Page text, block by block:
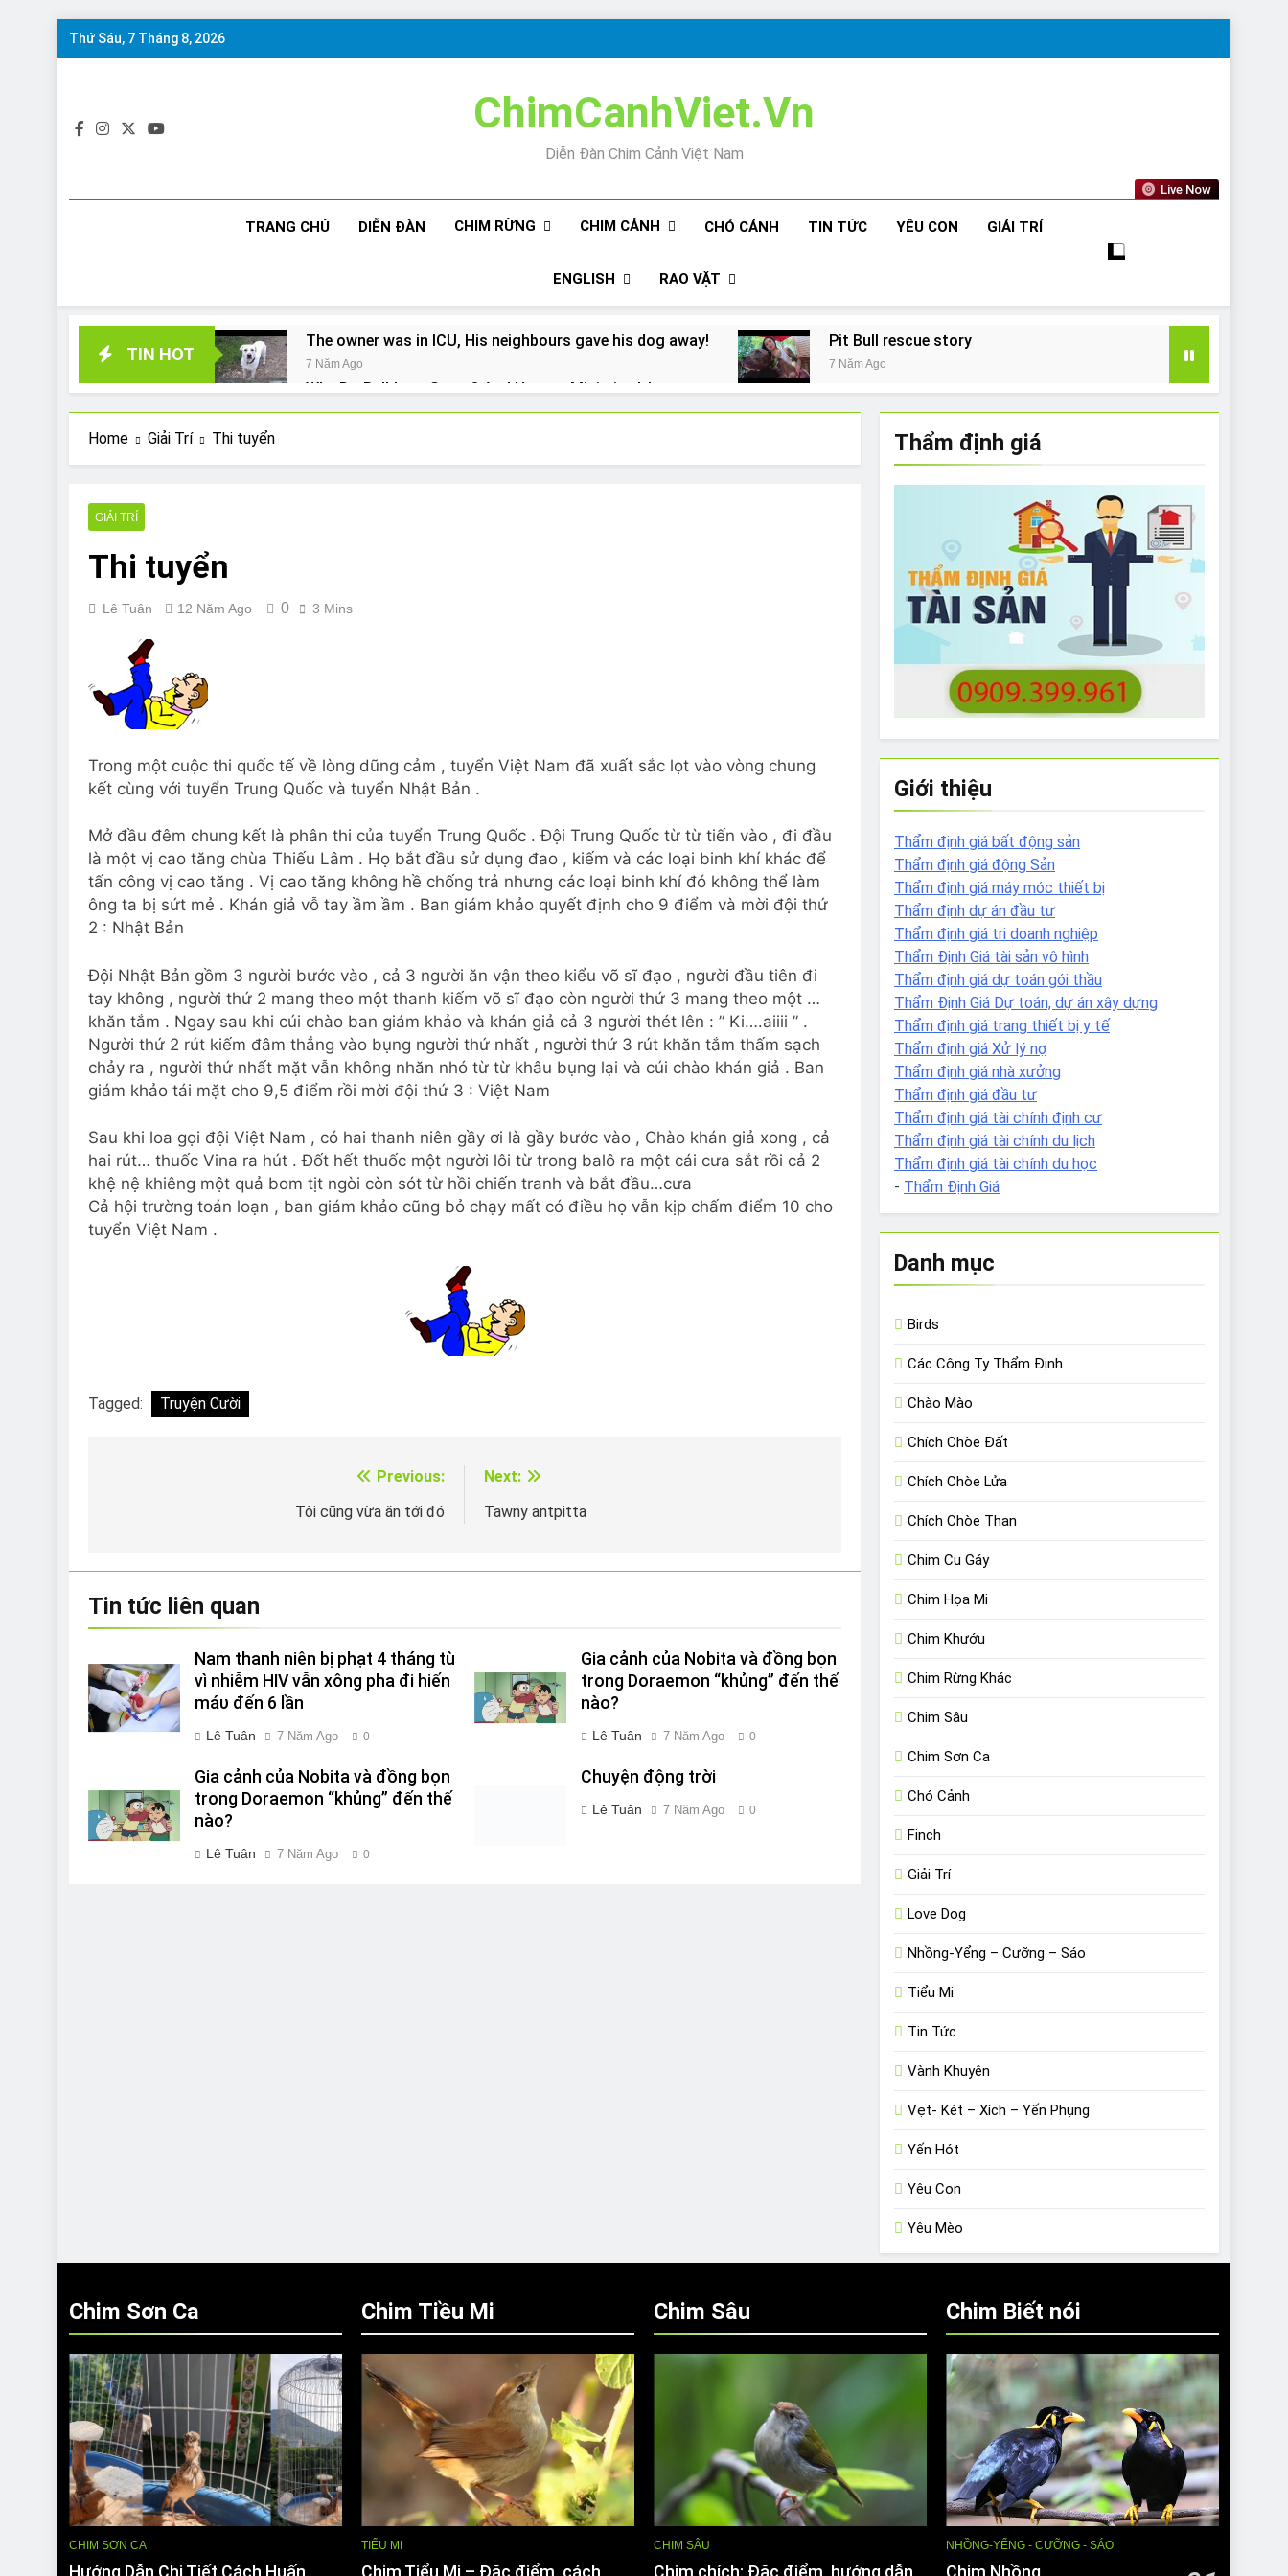
Skip
Thứ Sáu, 7 Tháng 8, 2026
ChimCanhViet.Vn
Diễn Đàn Chim Cảnh Việt Nam
Live Now
TRANG CHỦ DIỄN ĐÀN CHIM RỪNG CHIM CẢNH CHÓ CẢNH TIN TỨC YÊU CON GIẢI TRÍ
ENGLISH RAO VẶT
TIN HOT
The owner was in ICU, His neighbours gave his dog away!
7 Năm Ago
Pit Bull rescue story
7 Năm Ago
Why Do Bulldogs Snore? And How to Minimize It!
7 Năm Ago
The Ultimate Guide to What Bulldogs Can (and can’t) Eat
7 Năm Ago
How Often Do I Need to Groom My Bulldog
Home Giải Trí Thi tuyển
GIẢI TRÍ
Thi tuyển
Lê Tuân 12 Năm Ago 0 3 Mins
Trong một cuộc thi quốc tế về lòng dũng cảm , tuyển Việt Nam đã xuất sắc lọt vào vòng chung
kết cùng với tuyển Trung Quốc và tuyển Nhật Bản .
Mở đầu đêm chung kết là phân thi của tuyển Trung Quốc . Đội Trung Quốc từ từ tiến vào , đi đầu
là một vị cao tăng chùa Thiếu Lâm . Họ bắt đầu sử dụng đao , kiếm và các loại binh khí khác để
tấn công vị cao tăng . Vị cao tăng không hề chống trả nhưng các loại binh khí đó không thể làm
ông ta bị sứt mẻ . Khán giả vỗ tay ầm ầm . Ban giám khảo quyết định cho 9 điểm và mời đội thứ
2 : Nhật Bản
Đội Nhật Bản gồm 3 người bước vào , cả 3 người ăn vận theo kiểu võ sĩ đạo , người đầu tiên đi
tay không , người thứ 2 mang theo một thanh kiếm võ sĩ đạo còn người thứ 3 mang theo một …
khăn tắm . Ngay sau khi cúi chào ban giám khảo và khán giả cả 3 người thét lên : ” Ki….aiiii ” .
Người thứ 2 rút kiếm đâm thẳng vào bụng người thứ nhất , người thứ 3 rút khăn tắm thấm sạch
chảy ra , người thứ nhất mặt vẫn không nhăn nhó từ từ khâu bụng lại và cúi chào khán giả . Ban
giám khảo tái mặt cho 9,5 điểm rồi mời đội thứ 3 : Việt Nam
Sau khi loa gọi đội Việt Nam , có hai thanh niên gầy ơi là gầy bước vào , Chào khán giả xong , cả
hai rút… thuốc Vina ra hút . Đốt hết thuốc một người lôi từ trong balô ra một cái cưa sắt rồi cả 2
khệ nệ khiêng một quả bom tịt ngòi còn sót từ hồi chiến tranh và bắt đầu…cưa
Cả hội trường toán loạn , ban giám khảo cũng bỏ chạy mất có điều họ vẫn kịp chấm điểm 10 cho
tuyển Việt Nam .
Tagged: Truyện Cười
Previous:
Tôi cũng vừa ăn tới đó
Next:
Tawny antpitta
Tin tức liên quan
Nam thanh niên bị phạt 4 tháng tù
vì nhiễm HIV vẫn xông pha đi hiến
máυ đến 6 lần
Lê Tuân 7 Năm Ago 0
Gia cảnh của Nobita và đồng bọn
trong Doraemon “khủng” đến thế
nào?
Lê Tuân 7 Năm Ago 0
Gia cảnh của Nobita và đồng bọn
trong Doraemon “khủng” đến thế
nào?
Lê Tuân 7 Năm Ago 0
Chuyện động trời
Lê Tuân 7 Năm Ago 0
Thẩm định giá
Giới thiệu
Thẩm định giá bất động sản
Thẩm định giá động Sản
Thẩm định giá máy móc thiết bị
Thẩm định dự án đầu tư
Thẩm định giá tri doanh nghiệp
Thẩm Định Giá tài sản vô hình
Thẩm định giá dự toán gói thầu
Thẩm Định Giá Dự toán, dự án xây dựng
Thẩm định giá trang thiết bị y tế
Thẩm định giá Xử lý nợ
Thẩm định giá nhà xưởng
Thẩm định giá đầu tư
Thẩm định giá tài chính định cư
Thẩm định giá tài chính du lịch
Thẩm định giá tài chính du học
- Thẩm Định Giá
Danh mục
Birds
Các Công Ty Thẩm Định
Chào Mào
Chích Chòe Đất
Chích Chòe Lửa
Chích Chòe Than
Chim Cu Gáy
Chim Họa Mi
Chim Khướu
Chim Rừng Khác
Chim Sâu
Chim Sơn Ca
Chó Cảnh
Finch
Giải Trí
Love Dog
Nhồng-Yểng – Cưỡng – Sáo
Tiểu Mi
Tin Tức
Vành Khuyên
Vẹt- Két – Xích – Yến Phụng
Yến Hót
Yêu Con
Yêu Mèo
Chim Sơn Ca
CHIM SƠN CA
Hướng Dẫn Chi Tiết Cách Huấn
Chim Tiều Mi
TIỂU MI
Chim Tiểu Mi – Đặc điểm, cách
Chim Sâu
CHIM SÂU
Chim chích: Đặc điểm, hướng dẫn
Chim Biết nói
NHỒNG-YỂNG - CƯỠNG - SÁO
Chim Nhồng